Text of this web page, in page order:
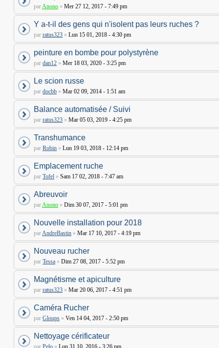
parAnono » Mer 27 12, 2017 - 7:49 pm
Y a-t-il des gens qui n'isolent pas leurs ruches ?
par ratus323 » Lun 15 01, 2018 - 4:30 pm
peinture en bombe pour polystyrène
par dan12 » Mer 18 03, 2020 - 3:25 pm
Le scion russe
par docbb » Mar 02 09, 2014 - 1:51 am
Balance automatisée / Suivi
par ratus323 » Mar 05 03, 2019 - 4:25 pm
Transhumance
par Robin » Lun 19 03, 2018 - 12:14 pm
Emplacement ruche
par Tofel » Sam 17 02, 2018 - 7:47 am
Abreuvoir
parAnono » Dim 30 07, 2017 - 5:01 pm
Nouvelle installation pour 2018
parAndreBastin » Mar 17 10, 2017 - 4:19 pm
Nouveau rucher
par Tessa » Dim 27 08, 2017 - 5:52 pm
Magnétisme et apiculture
par ratus323 » Mar 20 06, 2017 - 4:51 pm
Caméra Rucher
par Gloups » Ven 14 04, 2017 - 2:50 pm
Nettoyage cérificateur
par Pelo » Lun 31 10, 2016 - 3:26 pm